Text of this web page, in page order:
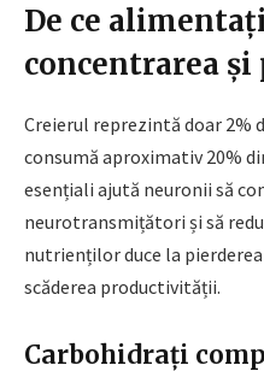
De ce
concentrarea
Creierul reprezintă doar 2%
consumă aproximativ 20%
esențiali ajută neuronii să
neurotransmițători și să
nutrienților duce la
scăderea productivității.
Carbohidrați